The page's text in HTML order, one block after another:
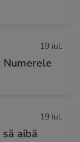
19 iul.
19 iul.
aibă